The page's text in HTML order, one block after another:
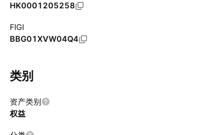
HK0001205258
FIGI
BBG01XVW04Q4
类别
资产类别
权益